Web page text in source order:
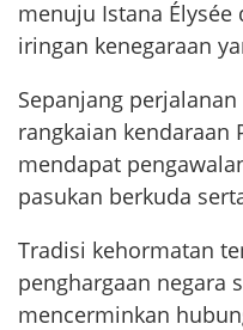
menuju Istana
iringan kenegaraan
Sepanjang
rangkaian kendaraan
mendapat
pasukan berkuda
Tradisi kehormatan
penghargaan negara
mencerminkan